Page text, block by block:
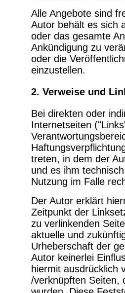
Alle Angebote sind
Autor behält es sich
oder das gesamte
Ankündigung zu
oder die
einzustellen.
2. Verweise und
Bei direkten oder
Internetseiten
treten, in dem der
und es ihm
Nutzung im Falle
Der Autor erklärt
Zeitpunkt der
zu verlinkenden
aktuelle und
Urheberschaft der
Autor keinerlei
hiermit ausdrücklich
/verknüpften Seiten,